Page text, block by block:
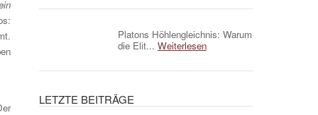
Platons Höhlengleichnis: Warum
die Elit... Weiterlesen
LETZTE BEITRÄGE